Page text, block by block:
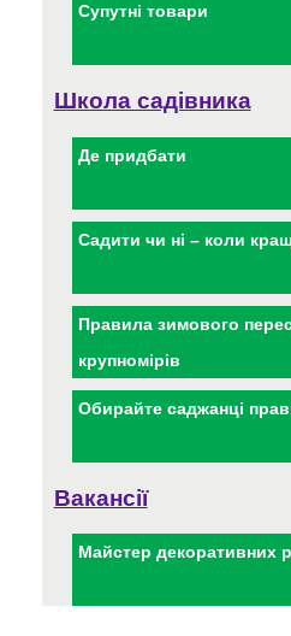
Супутні товари
Школа садівника
Де придбати
Садити чи ні – коли
Правила зимового
крупномірів
Обирайте саджанці
Вакансії
Майстер декоративних